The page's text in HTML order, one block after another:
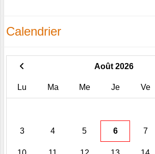
Calendrier
Août 2026
Lu Ma Me Je Ve
3 4 5 6 7